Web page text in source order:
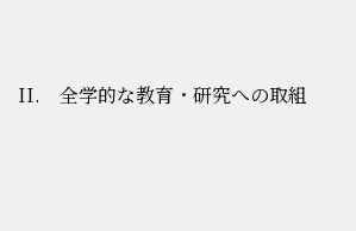
II. 全学的な教育・研究への取組